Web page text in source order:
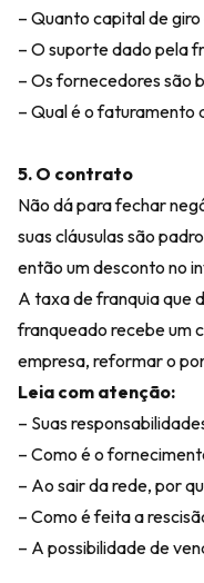
– Quanto capital de
– O suporte dado pela
– Os fornecedores são
– Qual é o faturamento
5. O contrato
Não dá para fechar
suas cláusulas são
então um desconto no
A taxa de franquia que
franqueado recebe um
empresa, reformar o
Leia com atenção:
– Suas
– Como é o
– Ao sair da rede, por
– Como é feita a
– A possibilidade de